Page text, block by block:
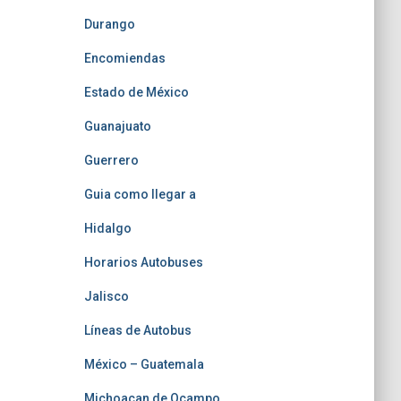
Durango
Encomiendas
Estado de México
Guanajuato
Guerrero
Guia como llegar a
Hidalgo
Horarios Autobuses
Jalisco
Líneas de Autobus
México – Guatemala